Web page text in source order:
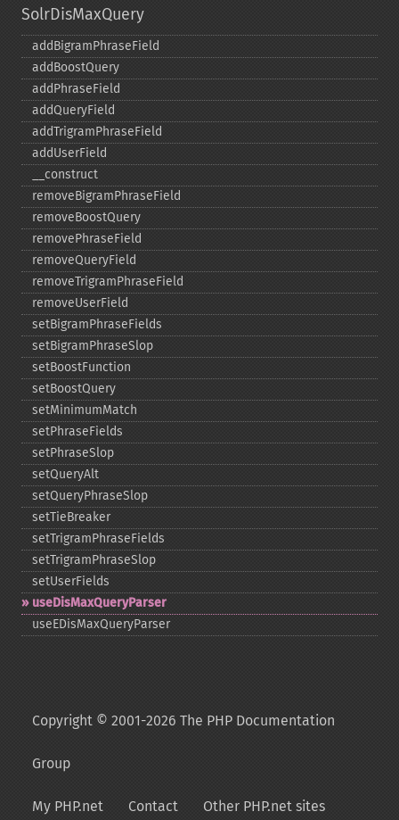
SolrDisMaxQuery
addBigramPhraseField
addBoostQuery
addPhraseField
addQueryField
addTrigramPhraseField
addUserField
_​_​construct
removeBigramPhraseField
removeBoostQuery
removePhraseField
removeQueryField
removeTrigramPhraseField
removeUserField
setBigramPhraseFields
setBigramPhraseSlop
setBoostFunction
setBoostQuery
setMinimumMatch
setPhraseFields
setPhraseSlop
setQueryAlt
setQueryPhraseSlop
setTieBreaker
setTrigramPhraseFields
setTrigramPhraseSlop
setUserFields
useDisMaxQueryParser
useEDisMaxQueryParser
Copyright © 2001-2026 The PHP Documentation
Group
My PHP.net Contact Other PHP.net sites